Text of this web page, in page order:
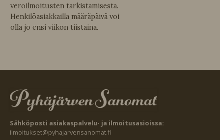
veroilmoitusten tarkistamisesta.
Henkilöasiakkailla määräpäivä voi
olla jo ensi viikon tiistaina.
Sähköposti asiakaspalvelu- ja ilmoitusasioissa:
ilmoitukset@pyhajarvensanomat.fi